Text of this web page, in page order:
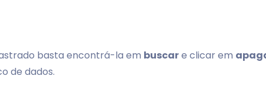
basta encontrá-la em buscare clicar em
de dados.